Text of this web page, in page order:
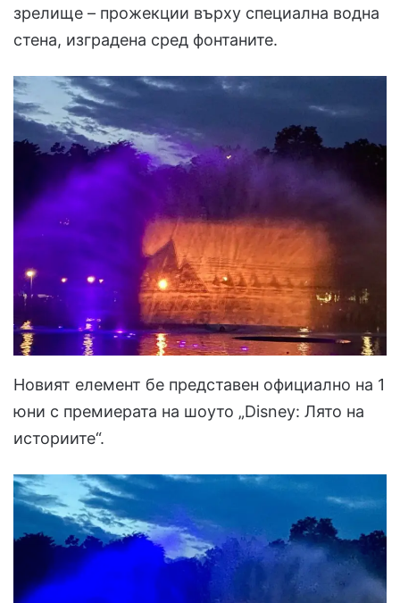
зрелище – прожекции върху специална водна
стена, изградена сред фонтаните.
Новият елемент бе представен официално на 1
юни с премиерата на шоуто „Disney: Лято на
историите“.